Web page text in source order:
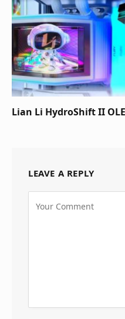
Lian Li HydroShift II
LEAVE A REPLY